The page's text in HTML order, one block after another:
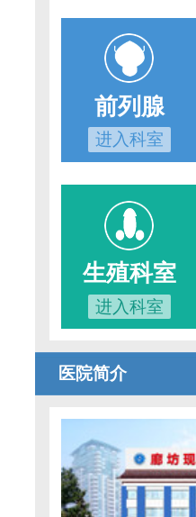
前列腺
进入科室
生殖科室
进入科室
医院简介